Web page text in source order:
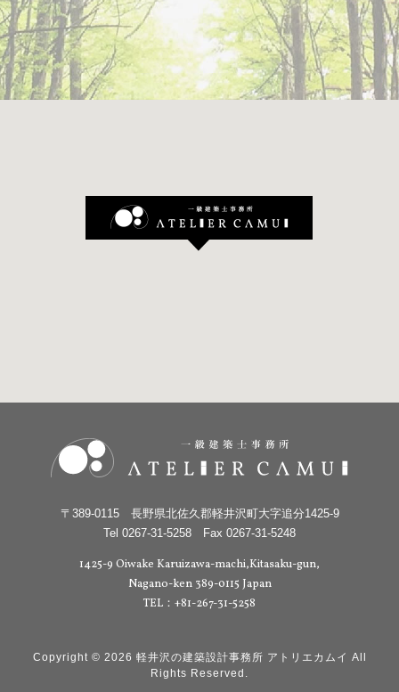
〒389-0115 長野県北佐久郡軽井沢町大字追分1425-9
Tel 0267-31-5258 Fax 0267-31-5248
1425-9 Oiwake Karuizawa-machi,Kitasaku-gun,
Nagano-ken 389-0115 Japan
TEL：+81-267-31-5258
Copyright © 2026 軽井沢の建築設計事務所 アトリエカムイ All
Rights Reserved.